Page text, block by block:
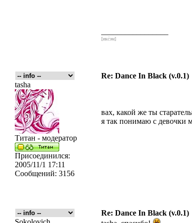
[икс́эм]
Re: Dance In Black (v.0.1)
tasha
Титан - модератор
Присоединился:
2005/11/1 17:11
Сообщений: 3156
вах, какой же ты
я так понимаю с девочки
Re: Dance In Black (v.0.1)